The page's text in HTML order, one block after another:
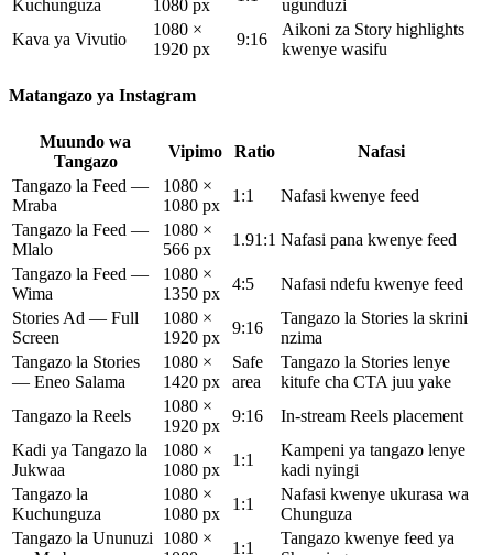
Kuchunguza
1080 px
ugunduzi
Kava ya Vivutio
1080 ×
1920 px
9:16
Aikoni za Story highlights
kwenye wasifu
Matangazo ya Instagram
Muundo wa
Tangazo
Vipimo Ratio
Nafasi
Tangazo la Feed —
Mraba
1080 ×
1080 px
1:1
Nafasi kwenye feed
Tangazo la Feed —
Mlalo
1080 ×
566 px
1.91:1 Nafasi pana kwenye feed
Tangazo la Feed —
Wima
1080 ×
1350 px
4:5
Nafasi ndefu kwenye feed
Stories Ad — Full
Screen
1080 ×
1920 px
9:16
Tangazo la Stories la skrini
nzima
Tangazo la Stories
— Eneo Salama
1080 ×
1420 px
Safe
area
Tangazo la Stories lenye
kitufe cha CTA juu yake
Tangazo la Reels
1080 ×
1920 px
9:16
In-stream Reels placement
Kadi ya Tangazo la
Jukwaa
1080 ×
1080 px
1:1
Kampeni ya tangazo lenye
kadi nyingi
Tangazo la
Kuchunguza
1080 ×
1080 px
1:1
Nafasi kwenye ukurasa wa
Chunguza
Tangazo la Ununuzi
1080 ×
1:1
Tangazo kwenye feed ya